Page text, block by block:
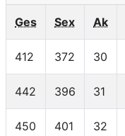
Ges Sex Ak
412 372 30
442 396 31
450 401 32